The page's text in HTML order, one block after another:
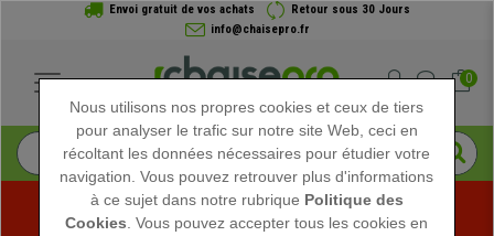
Envoi gratuit de vos achats
Retour sous 30 Jours
info@chaisepro.fr
0
Nous utilisons nos propres cookies et ceux de tiers
pour analyser le trafic sur notre site Web, ceci en
récoltant les données nécessaires pour étudier votre
navigation. Vous pouvez retrouver plus d'informations
à ce sujet dans notre rubrique Politique des
Cookies . Vous pouvez accepter tous les cookies en